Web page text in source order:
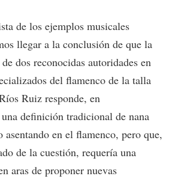
de los ejemplos musicales
llegar a la conclusión de que la
dos reconocidas autoridades en
del flamenco de la talla
Ruiz responde, en
definición tradicional de nana
asentando en el flamenco, pero que,
de la cuestión, requería una
aras de proponer nuevas